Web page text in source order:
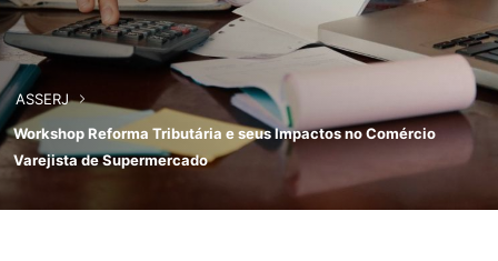
ASSERJ
Workshop Reforma Tributária e seus Impactos no Comércio
Varejista de Supermercado